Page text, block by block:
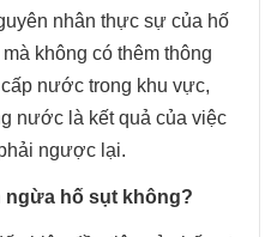
nhân thực sự của hố
không có thêm thông
nước trong khu vực,
nước là kết quả của việc
ngược lại.
ngừa hố sụt không?